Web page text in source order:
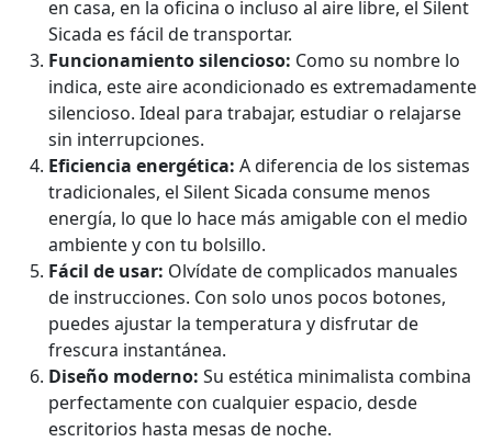
en casa, en la oficina o incluso al aire libre, el Silent
Sicada es fácil de transportar.
Funcionamiento silencioso: Como su nombre lo
indica, este aire acondicionado es extremadamente
silencioso. Ideal para trabajar, estudiar o relajarse
sin interrupciones.
Eficiencia energética: A diferencia de los sistemas
tradicionales, el Silent Sicada consume menos
energía, lo que lo hace más amigable con el medio
ambiente y con tu bolsillo.
Fácil de usar: Olvídate de complicados manuales
de instrucciones. Con solo unos pocos botones,
puedes ajustar la temperatura y disfrutar de
frescura instantánea.
Diseño moderno: Su estética minimalista combina
perfectamente con cualquier espacio, desde
escritorios hasta mesas de noche.